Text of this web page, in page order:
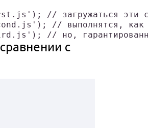
// загружаться эти
// выполнятся, как
// но,
с